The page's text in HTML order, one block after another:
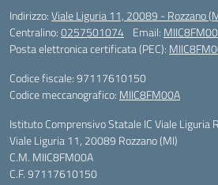
Indirizzo:Viale Liguria 11, 20089 - Rozzano
Centralino:0257501074 Email:
Posta elettronica certificata (PEC):
Codice fiscale: 97117610150
Codice meccanografico: MIIC8FM00A
Istituto Comprensivo Statale IC Viale Liguria
Viale Liguria 11, 20089 Rozzano (MI)
C.M. MIIC8FM00A
C.F. 97117610150